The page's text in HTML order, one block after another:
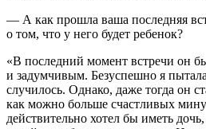
— А как прошла ваша последняя
о том, что у него будет ребенок?
«В последний момент встречи он
и задумчивым. Безуспешно я
случилось. Однако, даже тогда он
как можно больше счастливых
действительно хотел бы иметь